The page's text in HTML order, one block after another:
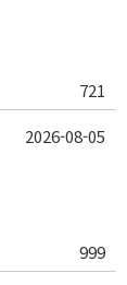
721
999
2026-08-05